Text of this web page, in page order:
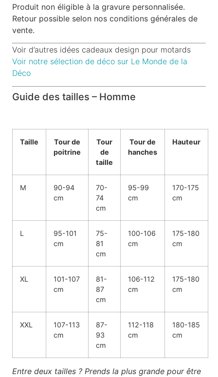
Produit non éligible à la gravure personnalisée.
Retour possible selon nos conditions générales de
vente.
Voir d’autres idées cadeaux design pour motards
Voir notre sélection de déco sur Le Monde de la
Déco
Guide des tailles – Homme
Taille
Tour de
poitrine
Tour
de
taille
Tour de
hanches
Hauteur
M
90-94
cm
70-
74
cm
95-99
cm
170-175
cm
L
95-101
cm
75-
81
cm
100-106
cm
175-180
cm
XL
101-107
cm
81-
87
cm
106-112
cm
175-180
cm
XXL
107-113
cm
87-
93
cm
112-118
cm
180-185
cm
Entre deux tailles ? Prends la plus grande pour être